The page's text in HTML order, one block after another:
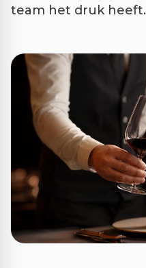
team het druk heeft.